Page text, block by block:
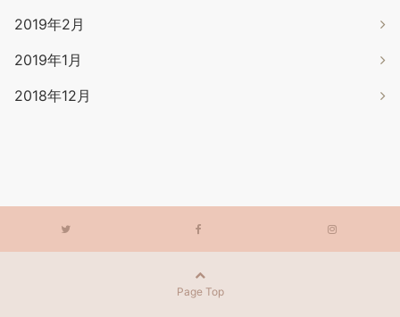
2019年2月
2019年1月
2018年12月
Page Top